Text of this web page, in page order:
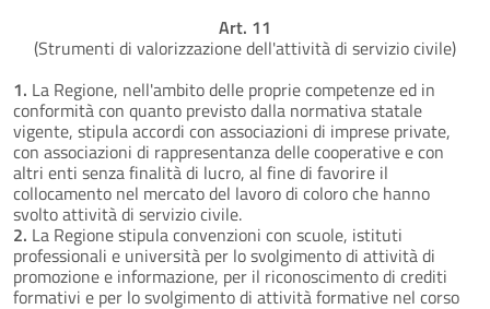
Art. 11
(Strumenti di valorizzazione dell'attività di servizio civile)
1. La Regione, nell'ambito delle proprie competenze ed in
conformità con quanto previsto dalla normativa statale
vigente, stipula accordi con associazioni di imprese private,
con associazioni di rappresentanza delle cooperative e con
altri enti senza finalità di lucro, al fine di favorire il
collocamento nel mercato del lavoro di coloro che hanno
svolto attività di servizio civile.
2. La Regione stipula convenzioni con scuole, istituti
professionali e università per lo svolgimento di attività di
promozione e informazione, per il riconoscimento di crediti
formativi e per lo svolgimento di attività formative nel corso